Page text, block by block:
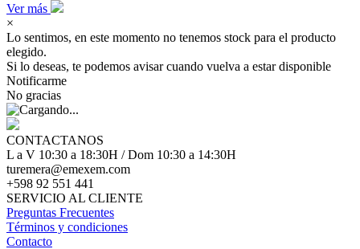
Ver más
×
Lo sentimos, en este momento no tenemos stock para el producto
elegido.
Si lo deseas, te podemos avisar cuando vuelva a estar disponible
Notificarme
No gracias
CONTACTANOS
L a V 10:30 a 18:30H / Dom 10:30 a 14:30H
turemera@emexem.com
+598 92 551 441
SERVICIO AL CLIENTE
Preguntas Frecuentes
Términos y condiciones
Contacto